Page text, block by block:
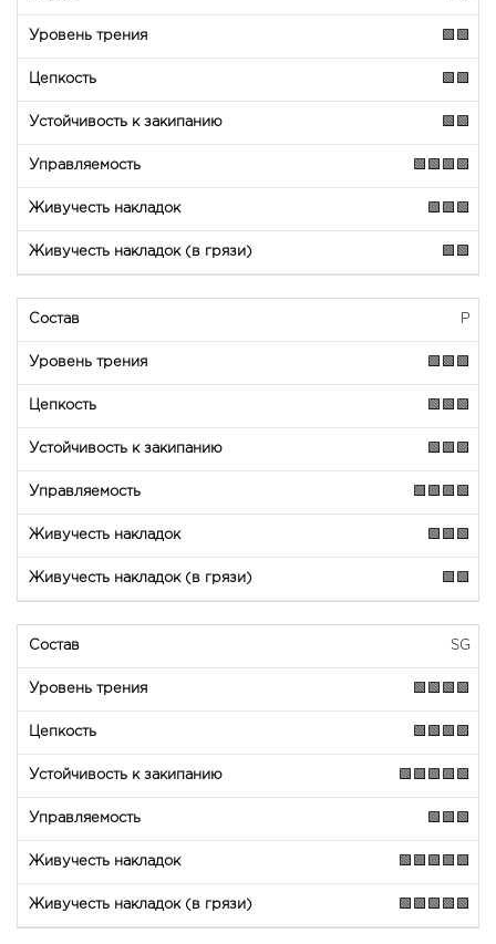
🟩🟩
🟩🟩
🟩🟩
🟩🟩🟩🟩
🟩🟩🟩
🟩🟩
P
🟩🟩🟩
🟩🟩🟩
🟩🟩🟩
🟩🟩🟩🟩
🟩🟩🟩
🟩🟩
SG
🟩🟩🟩🟩
🟩🟩🟩🟩
🟩🟩🟩🟩🟩
🟩🟩🟩
🟩🟩🟩🟩🟩
🟩🟩🟩🟩🟩